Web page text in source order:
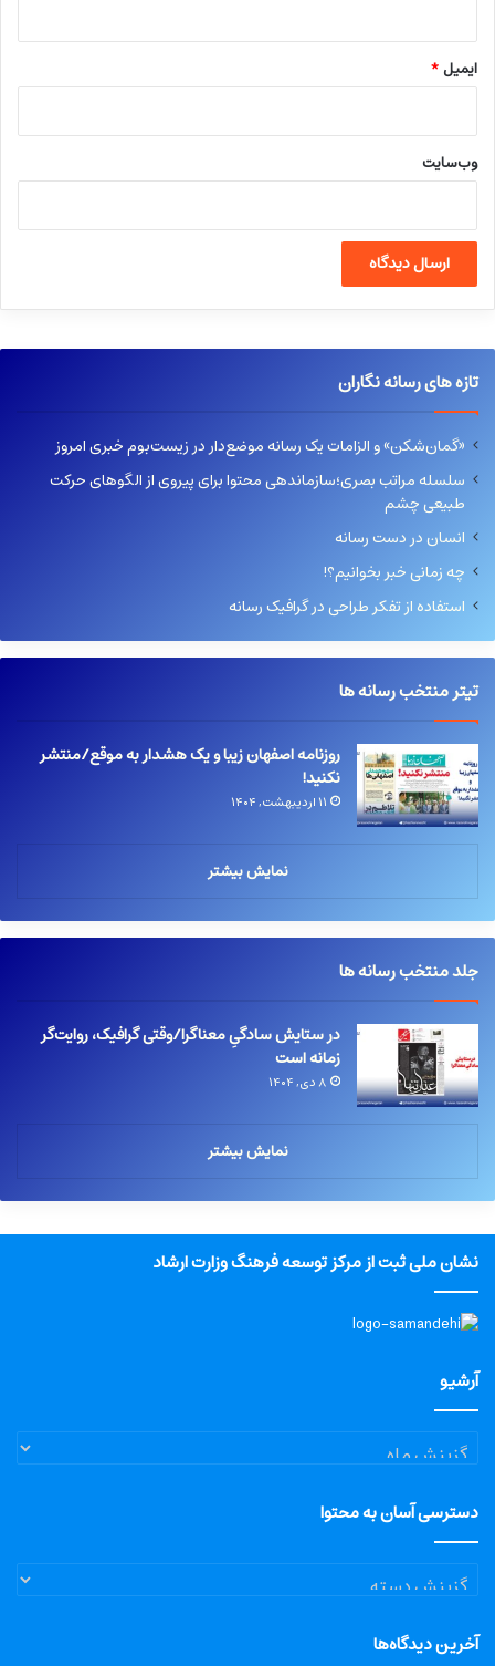
ایمیل*
وب‌سایت
تازه های رسانه نگاران
«گمان‌شکن» و الزامات یک رسانه موضع‌دار در زیست‌بوم خبری امروز
سلسله مراتب بصری؛سازماندهی محتوا برای پیروی از الگوهای حرکت
طبیعی چشم
انسان در دست رسانه
چه زمانی خبر بخوانیم؟!
استفاده از تفکر طراحی در گرافیک رسانه
تیتر منتخب رسانه ها
روزنامه اصفهان زیبا و یک هشدار به موقع/منتشر
نکنید!
۱۱ اردیبهشت, ۱۴۰۴
نمایش بیشتر
جلد منتخب رسانه ها
در ستایش سادگیِ معناگرا/وقتی گرافیک، روایت‌گر
زمانه است
۸ دی, ۱۴۰۴
نمایش بیشتر
نشان ملی ثبت از مرکز توسعه فرهنگ وزارت ارشاد
آرشیو
آرشیو
دسترسی آسان به محتوا
دسترسی
آسان
محتوا
آخرین دیدگاه‌ها